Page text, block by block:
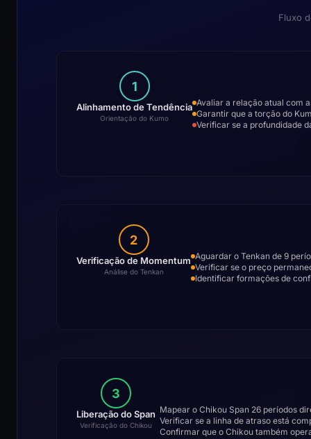
Fluxo
1
Alinhamento de Tendência
Orientação do Kumo
Avaliar a relação atual com
Garantir que a torção do
Verificar se a profundidade
2
Verificação de Momentum
Análise do Tenkan
Aguardar o Tenkan de 9
Verificar se o preço
Identificar formações de
3
Liberação do Span
Verificação do Chikou
Mapear o Chikou Span 26 períodos
Verificar se a linha de atraso está
Confirmar que o Chikou também